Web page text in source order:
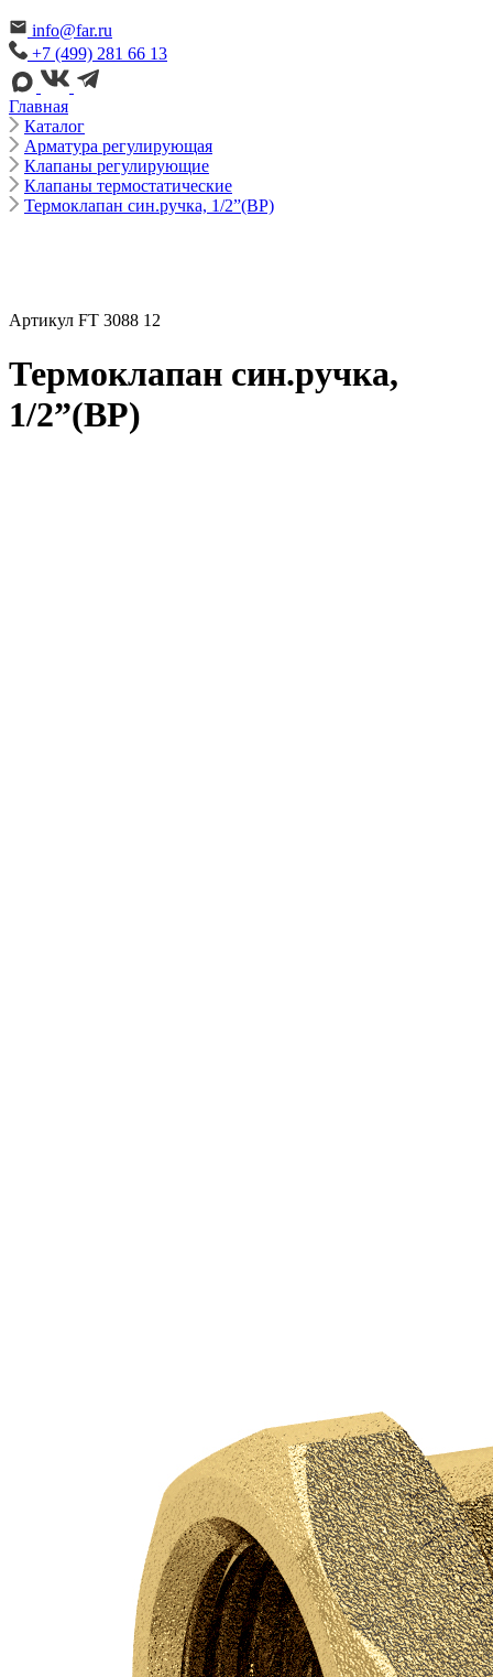
info@far.ru
+7 (499) 281 66 13
Главная
Каталог
Арматура регулирующая
Клапаны регулирующие
Клапаны термостатические
Термоклапан син.ручка, 1/2”(ВР)
Артикул FT 3088 12
Термоклапан син.ручка,
1/2”(ВР)